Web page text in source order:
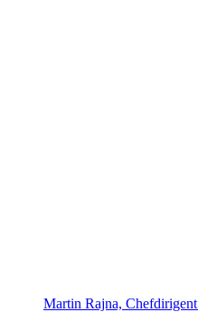
Martin Rajna, Chefdirigent